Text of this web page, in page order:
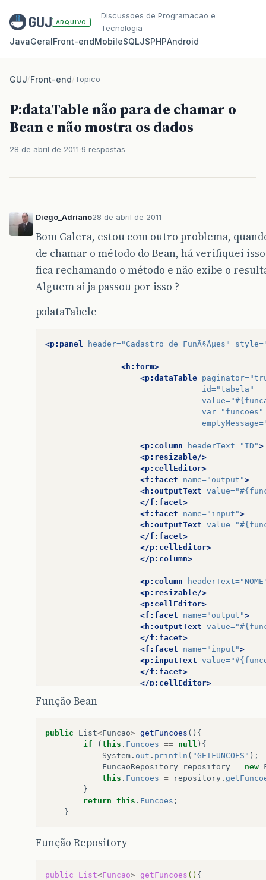
ARQUIVO
Discussoes de Programacao e
Tecnologia
JavaGeralFront‑endMobileSQLJSPHPAndroid
GUJ/Front-end/Topico
P:dataTable não para de chamar o
Bean e não mostra os dados
28 de abril de 2011 9 respostas
Diego_Adriano28 de abril de 2011
Bom Galera, estou com outro problema,
de chamar o método do Bean, há verifiquei
fica rechamando o método e não exibe o
Alguem ai ja passou por isso ?
p:dataTabele
<p:panel header="Cadastro de FunÃ§Ãµes" style=
<h:form>
<p:dataTable paginator=
id="tabela"
value=
var="funcoes"
emptyMessage=
<p:column headerText="ID">
<p:resizable/>
<p:cellEditor>
<f:facet
name="output">
<h:outputText value=
</f:facet>
<f:facet
name="input">
<h:outputText value=
</f:facet>
</p:cellEditor>
</p:column>
<p:column headerText=
<p:resizable/>
<p:cellEditor>
<f:facet
name="output">
<h:outputText value=
</f:facet>
<f:facet
name="input">
<p:inputText value=
</f:facet>
</p:cellEditor>
<p:resizable/>
<p:cellEditor>
<f:facet
name=
<h:outputText
value=
</f:facet>
name= "input"
</f:facet>
</p:column>
Função Bean
public List<Funcao> getFuncoes (){
if
( this . Funcoes == null ){
System . out . println ( "GETFUNCOES" );
FuncaoRepository
repository = new
this . Funcoes = repository .
}
return this . Funcoes ;
}
Função Repository
public List<Funcao> getFuncoes ()